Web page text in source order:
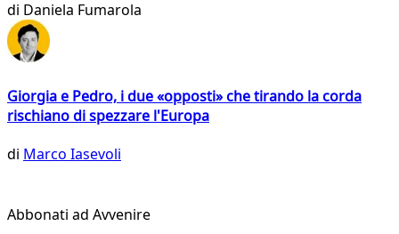
di Daniela Fumarola
Giorgia e Pedro, i due «opposti» che tirando la corda
rischiano di spezzare l'Europa
di Marco Iasevoli
Abbonati ad Avvenire